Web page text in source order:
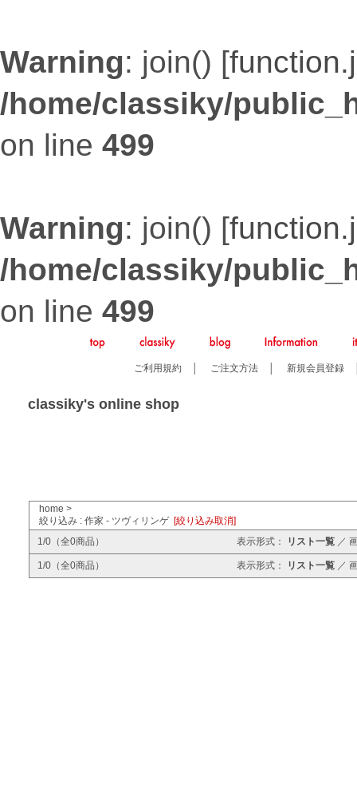
Warning: join() [
/home/classiky/
on line 499
Warning: join() [
/home/classiky/
on line 499
ご利用規約│ ご注文方法│ 新規会員登録
classiky's online shop
home >
絞り込み : 作家 - ツヴィリンゲ [絞り込み取消]
1/0（全0商品）
表示形式： リスト一覧 ／
1/0（全0商品） 表示形式： リスト一覧 ／